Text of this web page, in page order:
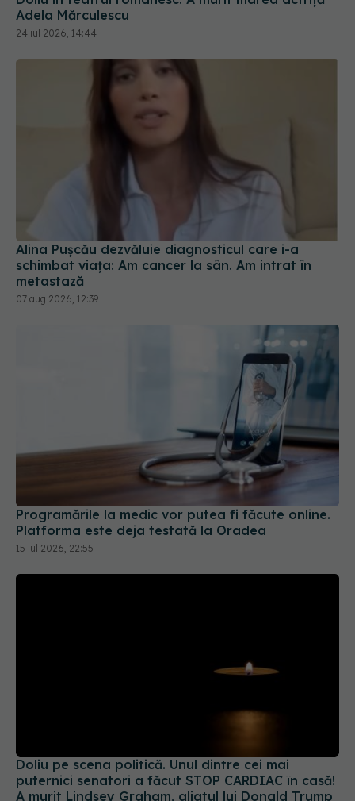
Alina Pușcău dezvăluie diagnosticul care i-a
schimbat viața: Am cancer la sân. Am intrat în
07 aug 2026, 12:39
Programările la medic vor putea fi făcute online.
Platforma este deja testată la Oradea
12 iul 2026, 09:50